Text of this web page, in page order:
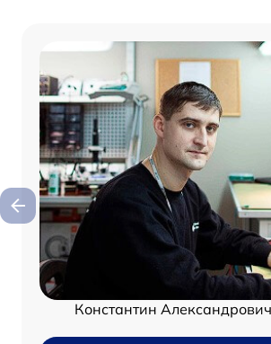
Константин